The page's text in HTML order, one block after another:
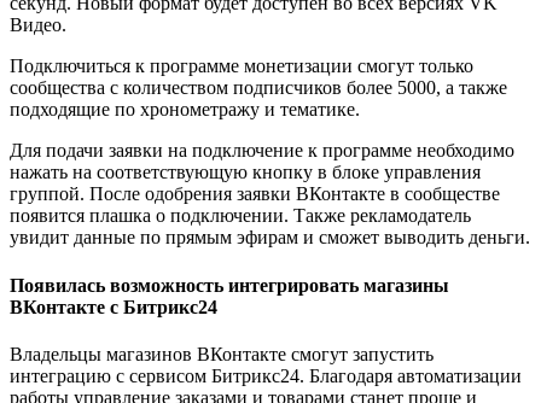
Видео.
Подключиться к программе монетизации смогут только
сообщества с количеством подписчиков более 5000, а также
подходящие по хронометражу и тематике.
Для подачи заявки на подключение к программе необходимо
нажать на соответствующую кнопку в блоке управления
группой. После одобрения заявки ВКонтакте в сообществе
появится плашка о подключении. Также рекламодатель
увидит данные по прямым эфирам и сможет выводить деньги.
Появилась возможность интегрировать магазины
ВКонтакте с Битрикс24
Владельцы магазинов ВКонтакте смогут запустить
интеграцию с сервисом Битрикс24. Благодаря автоматизации
работы управление заказами и товарами станет проще и